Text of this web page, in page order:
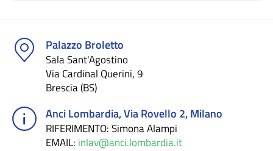
Palazzo Broletto
Sala Sant'Agostino
Via Cardinal Querini, 9
Brescia (BS)
Anci Lombardia, Via Rovello 2, Milano
RIFERIMENTO: Simona Alampi
EMAIL: inlav@anci.lombardia.it